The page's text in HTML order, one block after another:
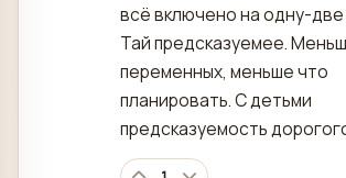
всё включено на одну-
Тай предсказуемее.
переменных, меньше что
планировать. С детьми
предсказуемость